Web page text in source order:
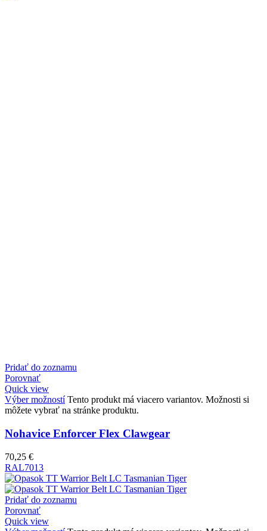
Pridať do zoznamu
Porovnať
Quick view
Výber možností Tento produkt má viacero variantov. Možnosti si
môžete vybrať na stránke produktu.
Nohavice Enforcer Flex Clawgear
70,25 €
RAL7013
Pridať do zoznamu
Porovnať
Quick view